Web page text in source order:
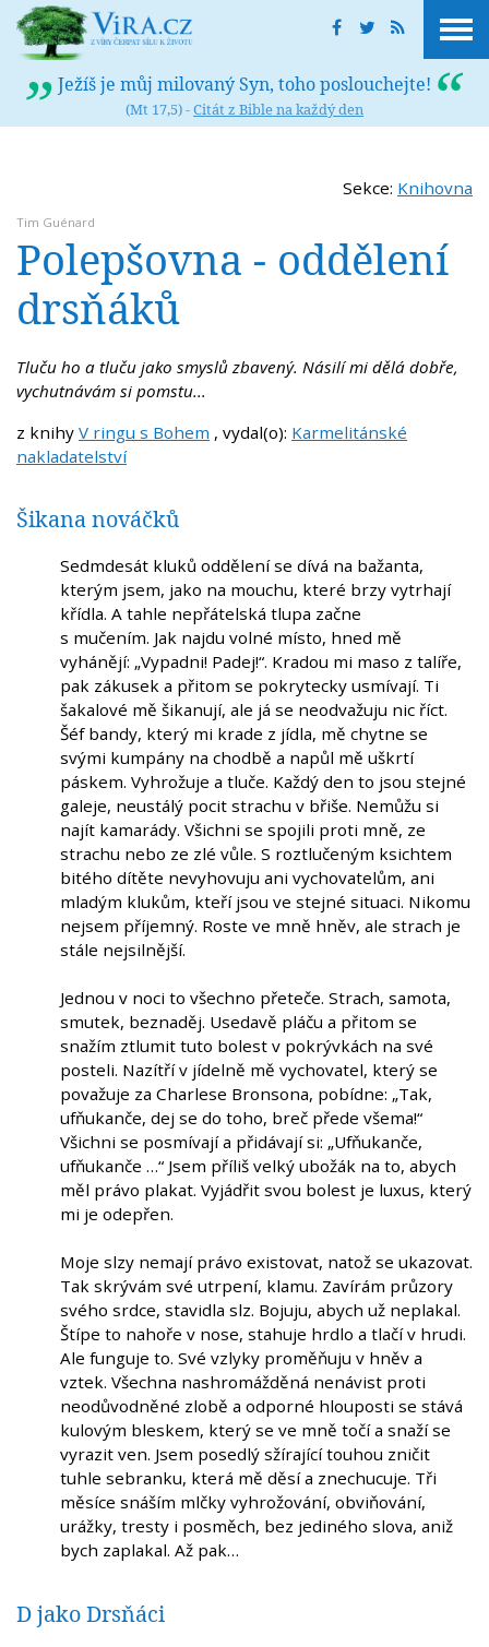
Ježíš je můj milovaný Syn, toho poslouchejte!
(Mt 17,5) -Citát z Bible na každý den
Sekce: Knihovna
Tim Guénard
Polepšovna - oddělení
drsňáků
Tluču ho a tluču jako smyslů zbavený. Násilí mi dělá dobře,
vychutnávám si pomstu...
z knihy V ringu s Bohem , vydal(o): Karmelitánské
nakladatelství
Šikana nováčků
Sedmdesát kluků oddělení se dívá na bažanta,
kterým jsem, jako na mouchu, které brzy vytrhají
křídla. A tahle nepřátelská tlupa začne
s mučením. Jak najdu volné místo, hned mě
vyhánějí: „Vypadni! Padej!“. Kradou mi maso z talíře,
pak zákusek a přitom se pokrytecky usmívají. Ti
šakalové mě šikanují, ale já se neodvažuju nic říct.
Šéf bandy, který mi krade z jídla, mě chytne se
svými kumpány na chodbě a napůl mě uškrtí
páskem. Vyhrožuje a tluče. Každý den to jsou stejné
galeje, neustálý pocit strachu v břiše. Nemůžu si
najít kamarády. Všichni se spojili proti mně, ze
strachu nebo ze zlé vůle. S roztlučeným ksichtem
bitého dítěte nevyhovuju ani vychovatelům, ani
mladým klukům, kteří jsou ve stejné situaci. Nikomu
nejsem příjemný. Roste ve mně hněv, ale strach je
stále nejsilnější.
Jednou v noci to všechno přeteče. Strach, samota,
smutek, beznaděj. Usedavě pláču a přitom se
snažím ztlumit tuto bolest v pokrývkách na své
posteli. Nazítří v jídelně mě vychovatel, který se
považuje za Charlese Bronsona, pobídne: „Tak,
ufňukanče, dej se do toho, breč přede všema!“
Všichni se posmívají a přidávají si: „Ufňukanče,
ufňukanče …“ Jsem příliš velký ubožák na to, abych
měl právo plakat. Vyjádřit svou bolest je luxus, který
mi je odepřen.
Moje slzy nemají právo existovat, natož se ukazovat.
Tak skrývám své utrpení, klamu. Zavírám průzory
svého srdce, stavidla slz. Bojuju, abych už neplakal.
Štípe to nahoře v nose, stahuje hrdlo a tlačí v hrudi.
Ale funguje to. Své vzlyky proměňuju v hněv a
vztek. Všechna nashromážděná nenávist proti
neodůvodněné zlobě a odporné hlouposti se stává
kulovým bleskem, který se ve mně točí a snaží se
vyrazit ven. Jsem posedlý sžírající touhou zničit
tuhle sebranku, která mě děsí a znechucuje. Tři
měsíce snáším mlčky vyhrožování, obviňování,
urážky, tresty i posměch, bez jediného slova, aniž
bych zaplakal. Až pak…
D jako Drsňáci